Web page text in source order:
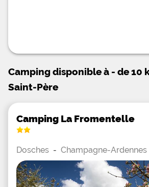
Camping disponible à - de 10
Saint-Père
Camping La Fromentelle
Dosches - Champagne-Ardennes